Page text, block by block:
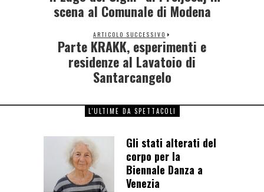
scena al Comunale di Modena
ARTICOLO SUCCESSIVO
Parte KRAKK, esperimenti e
residenze al Lavatoio di
Santarcangelo
L'ULTIME DA SPETTACOLI
Gli stati alterati del
corpo per la
Biennale Danza a
Venezia